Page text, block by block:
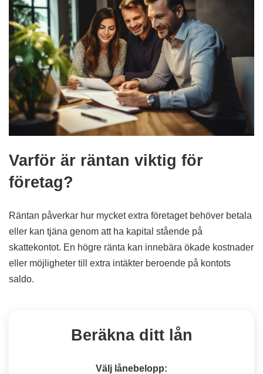
Varför är räntan viktig för
företag?
Räntan påverkar hur mycket extra företaget behöver betala
eller kan tjäna genom att ha kapital stående på
skattekontot. En högre ränta kan innebära ökade kostnader
eller möjligheter till extra intäkter beroende på kontots
saldo.
Beräkna ditt lån
Välj lånebelopp: